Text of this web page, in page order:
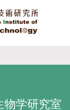
物学研究室